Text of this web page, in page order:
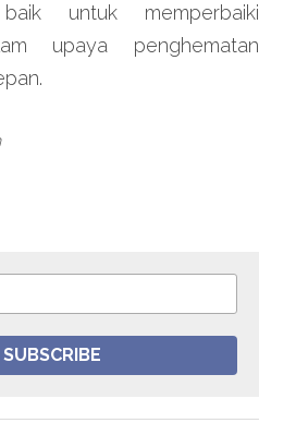
untuk memperbaiki
upaya penghematan
SUBSCRIBE